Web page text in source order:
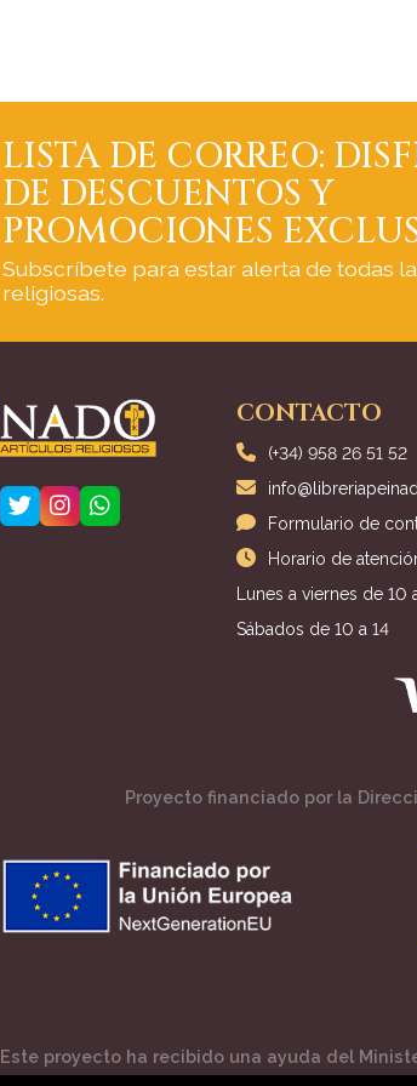
LISTA DE CORREO:
DE DESCUENTOS Y
PROMOCIONES
Subscríbete para estar alerta de todas
religiosas.
CONTACTO
(+34) 958 26 51 52
Formulario de
Horario de
Lunes a viernes de 10
Sábados de 10 a 14
Proyecto financiado por la
Este proyecto ha recibido una ayuda del